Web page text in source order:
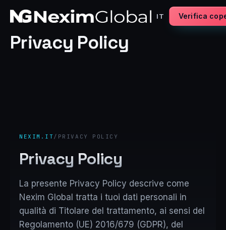
IT Verifica
Privacy Policy
NEXIM.IT / PRIVACY POLICY
Privacy Policy
La presente Privacy Policy descrive come
Nexim Global tratta i tuoi dati personali in
qualità di Titolare del trattamento, ai sensi del
Regolamento (UE) 2016/679 (GDPR), del